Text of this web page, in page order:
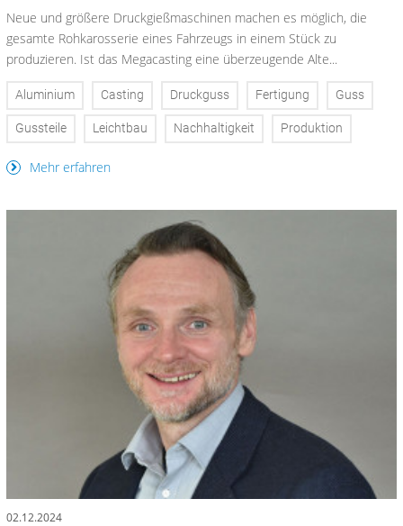
Neue und größere Druckgießmaschinen machen es möglich, die
gesamte Rohkarosserie eines Fahrzeugs in einem Stück zu
produzieren. Ist das Megacasting eine überzeugende Alte...
Aluminium Casting Druckguss Fertigung Guss
Gussteile Leichtbau Nachhaltigkeit Produktion
Mehr erfahren
02.12.2024